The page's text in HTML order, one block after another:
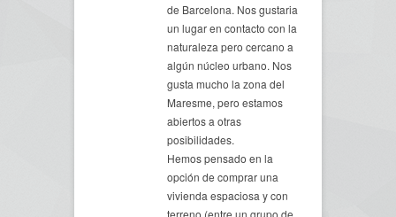
de Barcelona. Nos gustaria
un lugar en contacto con la
naturaleza pero cercano a
algún núcleo urbano. Nos
gusta mucho la zona del
Maresme, pero estamos
abiertos a otras
posibilidades.
Hemos pensado en la
opción de comprar una
vivienda espaciosa y con
terreno (entre un grupo de